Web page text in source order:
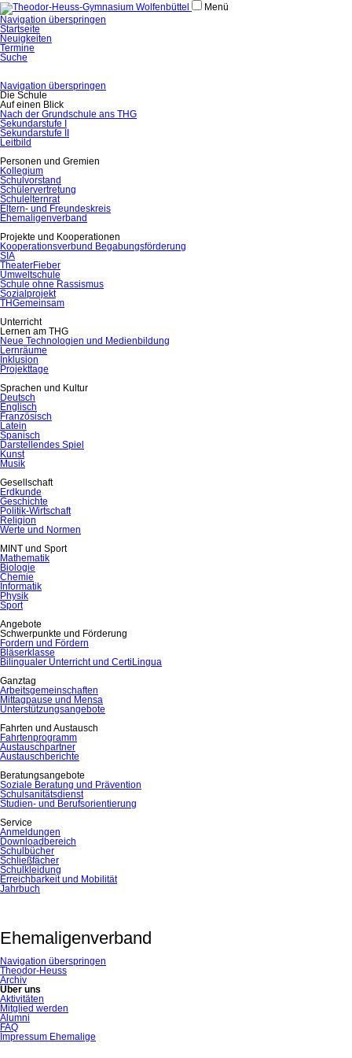
Menü
Navigation überspringen
Startseite
Neuigkeiten
Termine
Suche
Navigation überspringen
Die Schule
Auf einen Blick
Nach der Grundschule ans THG
Sekundarstufe I
Sekundarstufe II
Leitbild
Personen und Gremien
Kollegium
Schulvorstand
Schülervertretung
Schulelternrat
Eltern- und Freundeskreis
Ehemaligenverband
Projekte und Kooperationen
Kooperationsverbund Begabungsförderung
SIA
TheaterFieber
Umweltschule
Schule ohne Rassismus
Sozialprojekt
THGemeinsam
Unterricht
Lernen am THG
Neue Technologien und Medienbildung
Lernräume
Inklusion
Projekttage
Sprachen und Kultur
Deutsch
Englisch
Französisch
Latein
Spanisch
Darstellendes Spiel
Kunst
Musik
Gesellschaft
Erdkunde
Geschichte
Politik-Wirtschaft
Religion
Werte und Normen
MINT und Sport
Mathematik
Biologie
Chemie
Informatik
Physik
Sport
Angebote
Schwerpunkte und Förderung
Fordern und Fördern
Bläserklasse
Bilingualer Unterricht und CertiLingua
Ganztag
Arbeitsgemeinschaften
Mittagpause und Mensa
Unterstützungsangebote
Fahrten und Austausch
Fahrtenprogramm
Austauschpartner
Austauschberichte
Beratungsangebote
Soziale Beratung und Prävention
Schulsanitätsdienst
Studien- und Berufsorientierung
Service
Anmeldungen
Downloadbereich
Schulbücher
Schließfächer
Schulkleidung
Erreichbarkeit und Mobilität
Jahrbuch
Ehemaligenverband
Navigation überspringen
Theodor-Heuss
Archiv
Über uns
Aktivitäten
Mitglied werden
Alumni
FAQ
Impressum Ehemalige